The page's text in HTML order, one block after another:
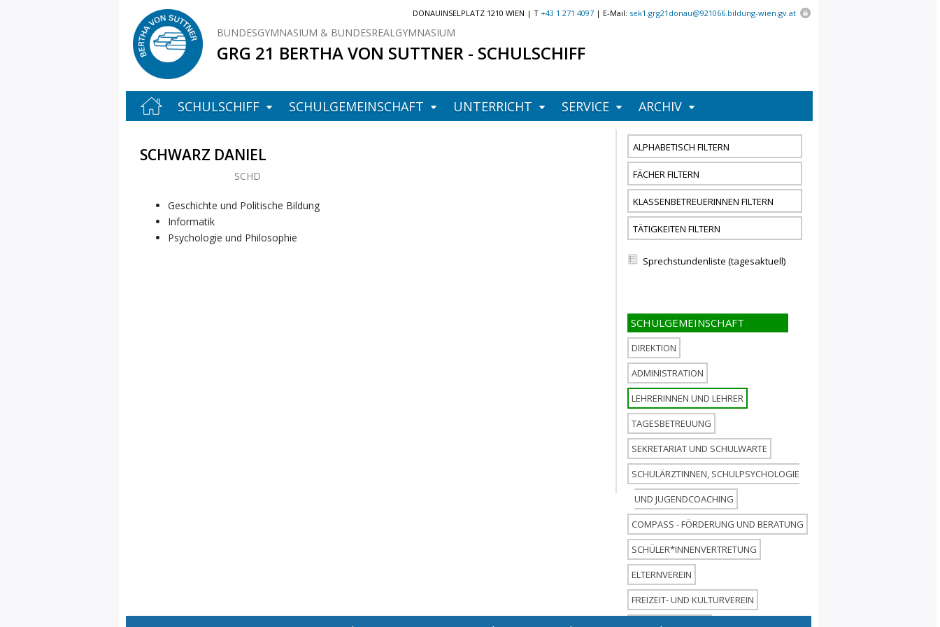
DONAUINSELPLATZ 1210 WIEN | T +43 1 271 4097| E-Mail: sek1.grg21donau@921066.bildung-wien.gv.at
BUNDESGYMNASIUM & BUNDESREALGYMNASIUM
GRG 21 BERTHA VON SUTTNER - SCHULSCHIFF
SCHULSCHIFF SCHULGEMEINSCHAFT UNTERRICHT SERVICE ARCHIV
SCHWARZ DANIEL
SCHD
Geschichte und Politische Bildung
Informatik
Psychologie und Philosophie
ALPHABETISCH FILTERN
FÄCHER FILTERN
KLASSENBETREUERINNEN FILTERN
TÄTIGKEITEN FILTERN
Sprechstundenliste (tagesaktuell)
DIREKTION
ADMINISTRATION
LEHRERINNEN UND LEHRER
TAGESBETREUUNG
SEKRETARIAT UND SCHULWARTE
SCHULÄRZTINNEN, SCHULPSYCHOLOGIE
UND JUGENDCOACHING
COMPASS - FÖRDERUNG UND BERATUNG
SCHÜLER*INNENVERTRETUNG
ELTERNVEREIN
FREIZEIT- UND KULTURVEREIN